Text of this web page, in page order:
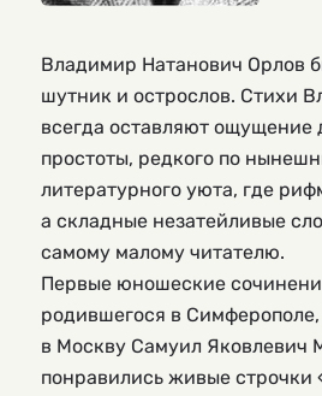
Владимир Натанович Орлов
шутник и острослов. Стихи
всегда оставляют ощущение
простоты, редкого по
литературного уюта, где
а складные незатейливые
самому малому читателю.
Первые юношеские
родившегося в
в Москву Самуил Яковлевич
понравились живые строчки